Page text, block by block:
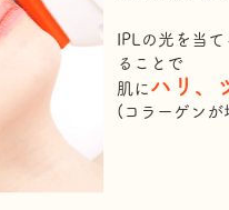
IPLの光を当
ることで
肌に ハリ、
(コラーゲンが